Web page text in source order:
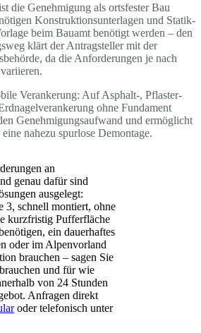
die Genehmigung als ortsfester Bau
Konstruktionsunterlagen und Statik-
beim Bauamt benötigt werden – den
klärt der Antragsteller mit der
da die Anforderungen je nach
Verankerung: Auf Asphalt-, Pflaster-
ohne Fundament
Genehmigungsaufwand und ermöglicht
nahezu spurlose Demontage.
an
genau dafür sind
ausgelegt:
3, schnell montiert, ohne
kurzfristig Pufferfläche
ein dauerhaftes
oder im Alpenvorland
brauchen – sagen Sie
und für wie
von 24 Stunden
Anfragen direkt
oder telefonisch unter